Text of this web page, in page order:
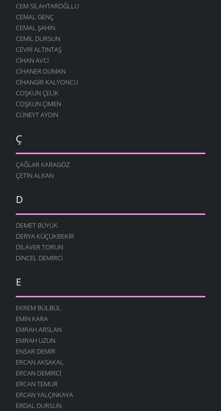
CEM SILAHTAROĞLLU
CEMAL GENÇ
CEMAL ŞAHIN
CEMIL DURSUN
CEVRI ALTINTAŞ
CIHAN AVCI
CIHANER DUMAN
CIHANGIR KALYONCU
COŞKUN ÇELIK
COŞKUN ÇIMEN
CÜNEYT AYDIN
Ç
ÇAĞLAR KARAGÖZ
ÇETIN ALKAN
D
DEMET BÜYÜK
DERYA KÜÇÜKBEKIR
DILAVER TORUN
DINCEL DEMIRCI
E
EKREM BÜLBÜL
EMIN KARA
EMRAH ARSLAN
EMRAH UZUN
ENSAR DEMIR
ERCAN AKSAKAL
ERCAN DEMIRCI
ERCAN TEMUR
ERCAN YALÇINKAYA
ERDAL DURSUN